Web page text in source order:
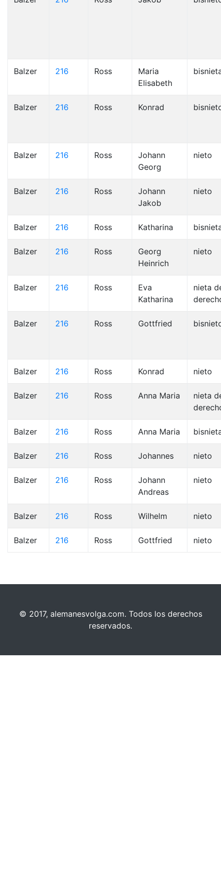
Balzer 216 Ross
Maria
Elisabeth
Balzer 216 Ross Konrad
Balzer 216 Ross
Johann
Georg
nieto
Balzer 216 Ross
Johann
Jakob
nieto
Balzer 216 Ross Katharina
Balzer 216 Ross
Georg
Heinrich
nieto
Balzer 216 Ross
Eva
Katharina
nieta
Balzer 216 Ross Gottfried
Balzer 216 Ross Konrad nieto
Balzer 216 Ross Anna Maria
nieta
Balzer 216 Ross Anna Maria
Balzer 216 Ross Johannes nieto
Balzer 216 Ross
Johann
Andreas
nieto
Balzer 216 Ross Wilhelm nieto
Balzer 216 Ross Gottfried nieto
© 2017, alemanesvolga.com. Todos los derechos
reservados.